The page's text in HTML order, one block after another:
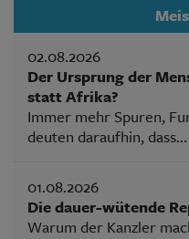
02.08.2026
Der Ursprung der
statt Afrika?
Immer mehr Spuren,
deuten daraufhin, dass...
01.08.2026
Die dauer-wütende
Warum der Kanzler